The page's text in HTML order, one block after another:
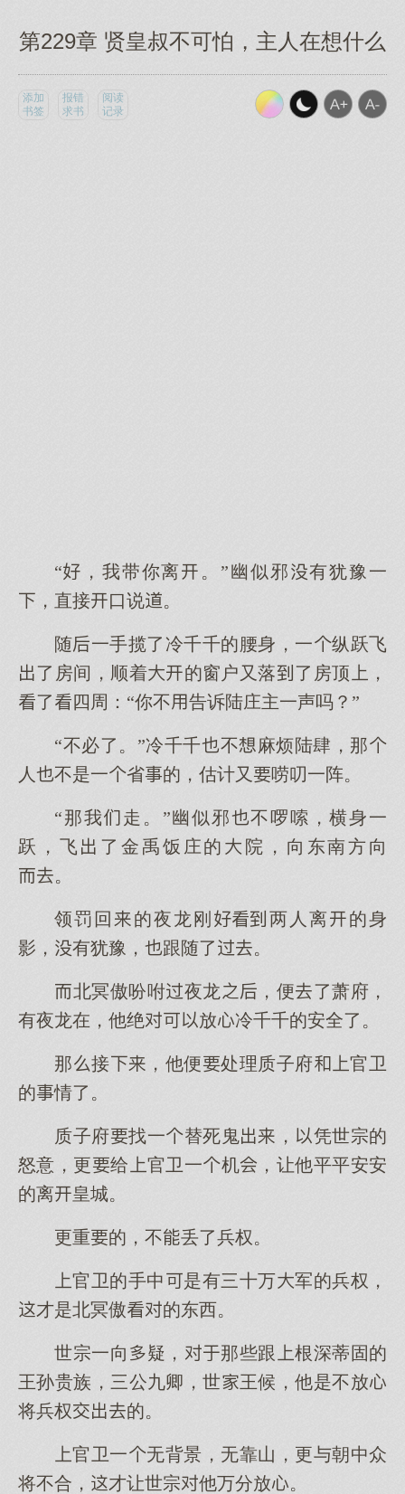
第229章 贤皇叔不可怕，主人在想什么
添加
书签
报错
求书
阅读
记录
“，我带你离。”幽似邪有犹豫一
，直接口说。
随一手揽了冷千千的腰身，一纵跃飞
了房间，顺着的窗户又落了房顶，
了四周：“你不告诉陆庄主一声吗？”
“不必了。”冷千千不麻烦陆肆，那
人不是一省的，估计又唠叨一阵。
“那我走。”幽似邪不啰嗦，横身一
跃，飞了金禹饭庄的院，向东南方向
。
领罚回的夜龙刚两人离的身
影，有犹豫，跟随了。
北冥傲吩咐夜龙，便了萧府，
有夜龙在，他绝放冷千千的安全了。
那接，他便处理质子府官卫
的情了。
质子府找一替死鬼，凭世宗的
怒意，更给官卫一机，让他平平安安
的离皇城。
更重的，不丢了兵权。
官卫的手中是有三十万军的兵权，
才是北冥傲的东西。
世宗一向疑，那些跟根深蒂固的
王孙贵族，三公九卿，世王候，他是不放
将兵权的。
官卫一无背景，无靠山，更与朝中众
将不合，才让世宗他万分放。